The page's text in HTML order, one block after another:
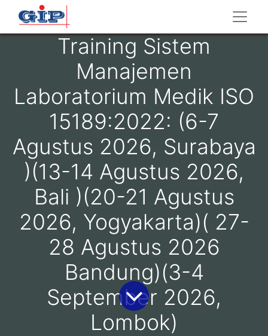
Training Sistem
Manajemen
Laboratorium Medik ISO
15189:2022: (6-7
Agustus 2026, Surabaya
)(13-14 Agustus 2026,
Bali )(20-21 Agustus
2026, Yogyakarta)( 27-
28 Agustus 2026
Bandung)(3-4
September 2026,
Lombok)